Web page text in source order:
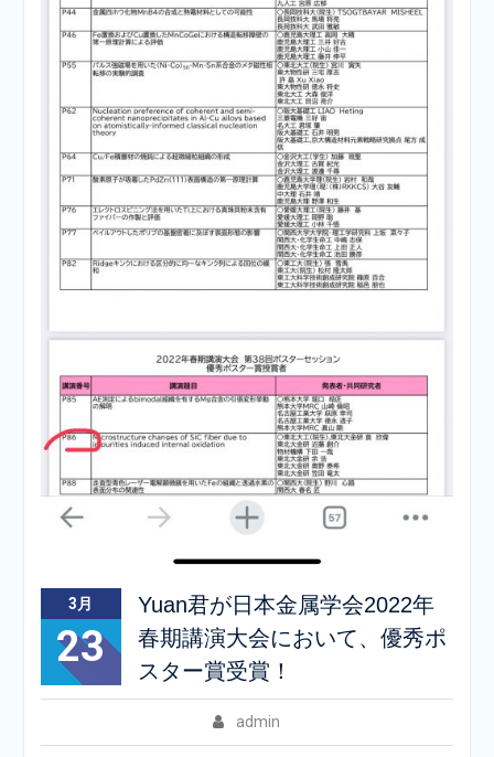
3月
23
Yuan君が日本金属学会2022年
春期講演大会において、優秀ポ
スター賞受賞！
admin